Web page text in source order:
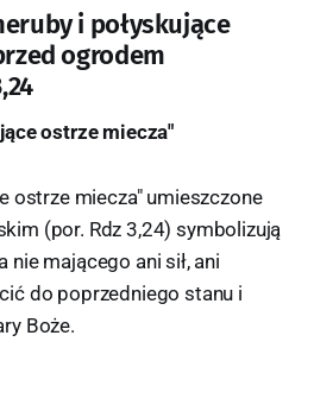
i połyskujące
ogrodem
ostrze miecza"
ostrze miecza" umieszczone
(por. Rdz 3,24) symbolizują
nie mającego ani sił, ani
do poprzedniego stanu i
Boże.